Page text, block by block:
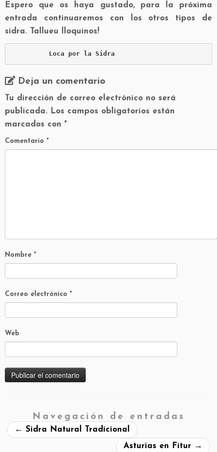
Espero que os haya gustado, para la próxima
entrada continuaremos con los otros tipos de
sidra. Tallueu lloquinos!
Loca por la Sidra
Deja un comentario
Tu dirección de correo electrónico no será
publicada. Los campos obligatorios están
marcados con *
Comentario *
Nombre *
Correo electrónico *
Web
Navegación de entradas
← Sidra Natural Tradicional
Asturias en Fitur →